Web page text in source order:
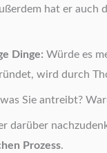
hat er
Dinge: Würde es
wird durch
Sie antreibt?
Prozess.